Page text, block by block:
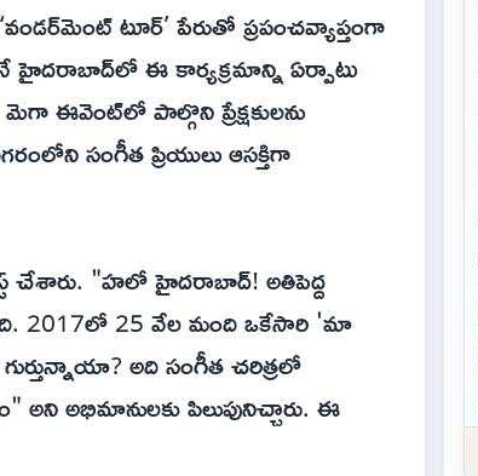
టూర్’ పేరుతో ప్రపంచవ్యాప్తంగా
హైదరాబాద్‌లో ఈ కార్యక్రమాన్ని ఏర్పాటు
పాల్గొని ప్రేక్షకులను
సంగీత ప్రియులు ఆసక్తిగా
చేశారు. "హలో హైదరాబాద్! అతిపెద్ద
2017లో 25 వేల మంది ఒకేసారి 'మా
అది సంగీత చరిత్రలో
అభిమానులకు పిలుపునిచ్చారు. ఈ